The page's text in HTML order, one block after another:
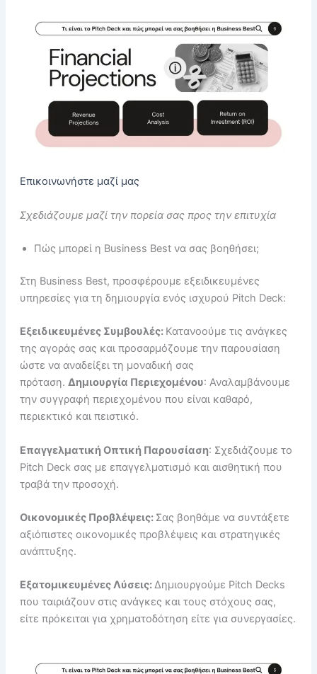
Επικοινωνήστε μαζί μας
Σχεδιάζουμε μαζί την πορεία σας προς την επιτυχία
Πώς μπορεί η Business Best να σας βοηθήσει;
Στη Business Best, προσφέρουμε εξειδικευμένες
υπηρεσίες για τη δημιουργία ενός ισχυρού Pitch Deck:
Εξειδικευμένες Συμβουλές: Κατανοούμε τις ανάγκες
της αγοράς σας και προσαρμόζουμε την παρουσίαση
ώστε να αναδείξει τη μοναδική σας
πρόταση. Δημιουργία Περιεχομένου: Αναλαμβάνουμε
την συγγραφή περιεχομένου που είναι καθαρό,
περιεκτικό και πειστικό.
Επαγγελματική Οπτική Παρουσίαση: Σχεδιάζουμε το
Pitch Deck σας με επαγγελματισμό και αισθητική που
τραβά την προσοχή.
Οικονομικές Προβλέψεις: Σας βοηθάμε να συντάξετε
αξιόπιστες οικονομικές προβλέψεις και στρατηγικές
ανάπτυξης.
Εξατομικευμένες Λύσεις:Δημιουργούμε Pitch Decks
που ταιριάζουν στις ανάγκες και τους στόχους σας,
είτε πρόκειται για χρηματοδότηση είτε για συνεργασίες.